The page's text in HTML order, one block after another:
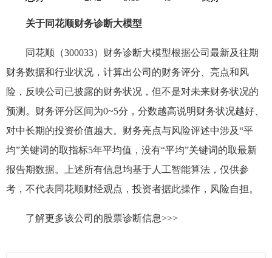
关于同花顺财务诊断大模型
同花顺（300033）财务诊断大模型根据公司最新及往期
财务数据和行业状况，计算出公司的财务评分、亮点和风
险，反映公司已披露的财务状况，但不是对未来财务状况的
预测。财务评分区间为0~5分，分数越高说明财务状况越好、
对中长期的投资价值越大。财务亮点与风险评述中涉及“平
均”关键词的取指标5年平均值，没有“平均”关键词的取最新
报告期数据。上述所有信息均基于人工智能算法，仅供参
考，不代表同花顺财经观点，投资者据此操作，风险自担。
了解更多该公司的股票诊断信息>>>